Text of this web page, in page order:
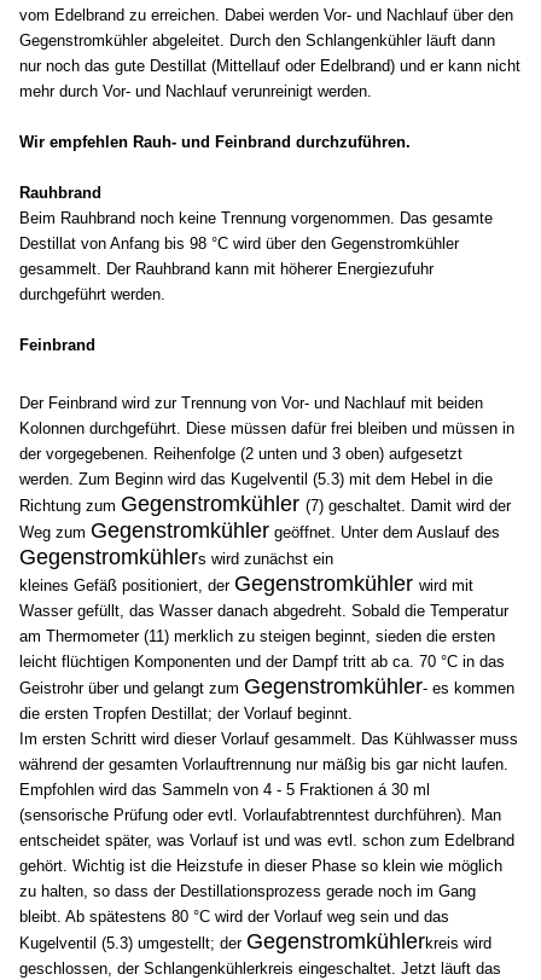
vom Edelbrand zu erreichen. Dabei werden Vor- und Nachlauf über den
Gegenstromkühler abgeleitet. Durch den Schlangenkühler läuft dann
nur noch das gute Destillat (Mittellauf oder Edelbrand) und er kann nicht
mehr durch Vor- und Nachlauf verunreinigt werden.
Wir empfehlen Rauh- und Feinbrand durchzuführen.
Rauhbrand
Beim Rauhbrand noch keine Trennung vorgenommen. Das gesamte
Destillat von Anfang bis 98 °C wird über den Gegenstromkühler
gesammelt. Der Rauhbrand kann mit höherer Energiezufuhr
durchgeführt werden.
Feinbrand
Der Feinbrand wird zur Trennung von Vor- und Nachlauf mit beiden
Kolonnen durchgeführt. Diese müssen dafür frei bleiben und müssen in
der vorgegebenen. Reihenfolge (2 unten und 3 oben) aufgesetzt
werden.Zum Beginn wird das Kugelventil (5.3) mit dem Hebel in die
Richtung zum Gegenstromkühler(7) geschaltet. Damit wird der
Weg zum Gegenstromkühler geöffnet. Unter dem Auslauf des
Gegenstromkühlers wird zunächst ein
kleines Gefäß positioniert, der Gegenstromkühlerwird mit
Wasser gefüllt, das Wasser danach abgedreht. Sobald die Temperatur
am Thermometer (11) merklich zu steigen beginnt, sieden die ersten
leicht flüchtigen Komponenten und der Dampf tritt ab ca. 70 °C in das
Geistrohr über und gelangt zum Gegenstromkühler- es kommen
die ersten Tropfen Destillat; der Vorlauf beginnt.
Im ersten Schritt wird dieser Vorlauf gesammelt. Das Kühlwasser muss
während der gesamten Vorlauftrennung nur mäßig bis gar nicht laufen.
Empfohlen wird das Sammeln von 4 - 5 Fraktionen á 30 ml
(sensorische Prüfung oder evtl. Vorlaufabtrenntest durchführen). Man
entscheidet später, was Vorlauf ist und was evtl. schon zum Edelbrand
gehört. Wichtig ist die Heizstufe in dieser Phase so klein wie möglich
zu halten, so dass der Destillationsprozess gerade noch im Gang
bleibt. Ab spätestens 80 °C wird der Vorlauf weg sein und das
Kugelventil (5.3) umgestellt; der Gegenstromkühlerkreis wird
geschlossen, der Schlangenkühlerkreis eingeschaltet. Jetzt läuft das